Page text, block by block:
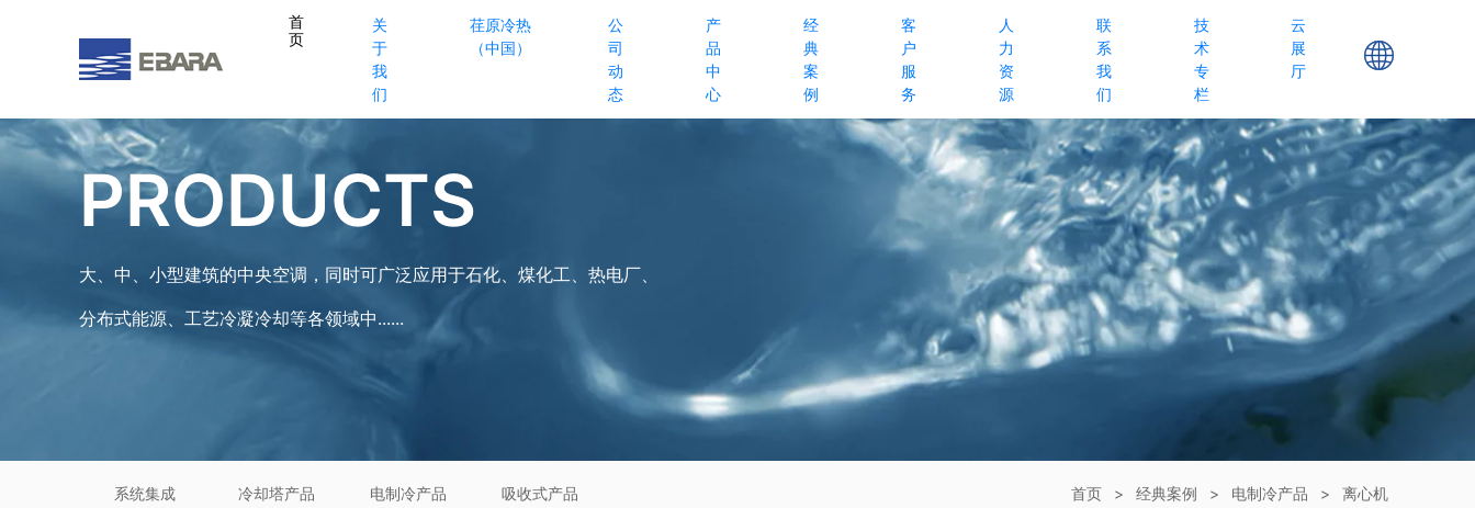
首
页
关
于
我
们
荏原冷热
（中国）
公
司
动
态
产
品
中
心
经
典
案
例
客
户
服
务
人
力
资
源
联
系
我
们
技
术
专
栏
云
展
厅
PRODUCTS
大、中、小型建筑的中央空调，同时可广泛应用于石化、煤化工、热电厂、
分布式能源、工艺冷凝冷却等各领域中......
系统集成 冷却塔产品 电制冷产品 吸收式产品 首页 > 经典案例 > 电制冷产品 > 离心机